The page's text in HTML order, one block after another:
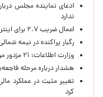
ادعای نماینده مجلس
ندارد
اعمال ضریب ۲.۷ برای اینترنت بین‌الملل صحت ندارد
رگبار پراکنده در نیمه
وزارت اطلاعات: ۲۱ مزدور موساد و ۴ شرور مسلح در کرمان بازداشت شدند
هشدار درباره مرحله
کرد